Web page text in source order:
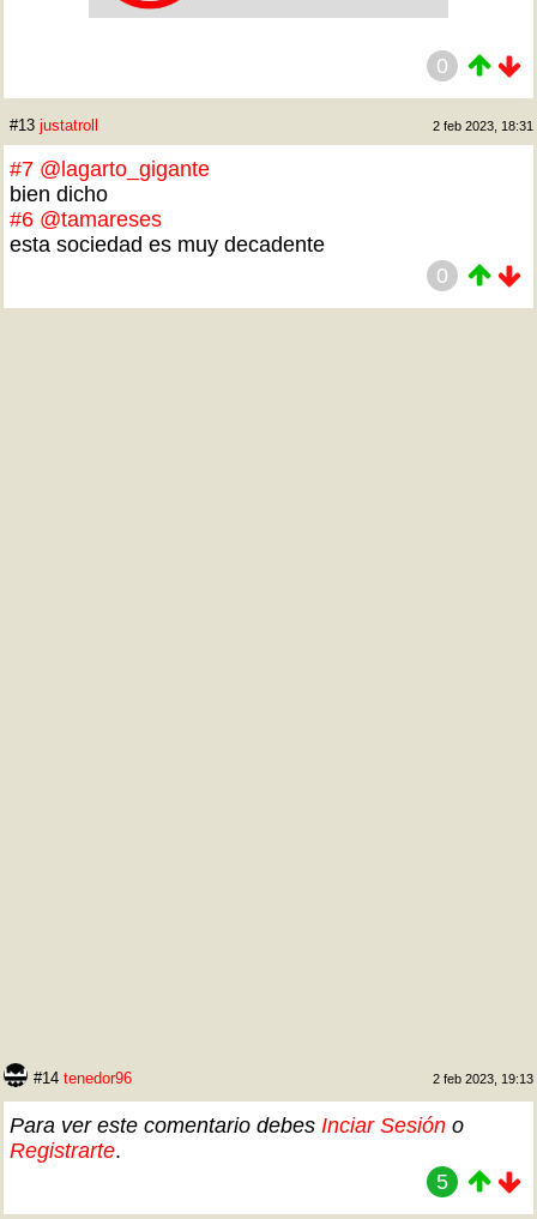
0
#13 justatroll 2 feb 2023, 18:31
#7 @lagarto_gigante
bien dicho
#6 @tamareses
esta sociedad es muy decadente
0
#14 tenedor96 2 feb 2023, 19:13
Para ver este comentario debes Inciar Sesión o
Registrarte.
5